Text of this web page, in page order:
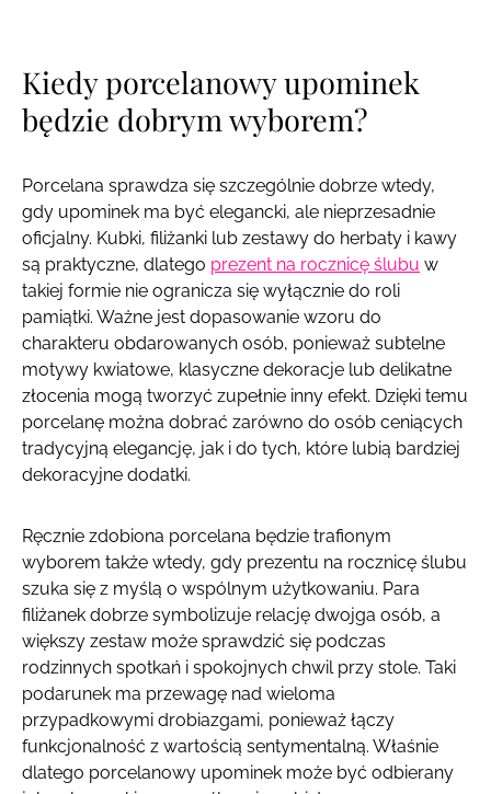
Kiedy porcelanowy upominek
będzie dobrym wyborem?
Porcelana sprawdza się szczególnie dobrze wtedy,
gdy upominek ma być elegancki, ale nieprzesadnie
oficjalny. Kubki, filiżanki lub zestawy do herbaty i kawy
są praktyczne, dlatego prezent na rocznicę ślubu w
takiej formie nie ogranicza się wyłącznie do roli
pamiątki. Ważne jest dopasowanie wzoru do
charakteru obdarowanych osób, ponieważ subtelne
motywy kwiatowe, klasyczne dekoracje lub delikatne
złocenia mogą tworzyć zupełnie inny efekt. Dzięki temu
porcelanę można dobrać zarówno do osób ceniących
tradycyjną elegancję, jak i do tych, które lubią bardziej
dekoracyjne dodatki.
Ręcznie zdobiona porcelana będzie trafionym
wyborem także wtedy, gdy prezentu na rocznicę ślubu
szuka się z myślą o wspólnym użytkowaniu. Para
filiżanek dobrze symbolizuje relację dwojga osób, a
większy zestaw może sprawdzić się podczas
rodzinnych spotkań i spokojnych chwil przy stole. Taki
podarunek ma przewagę nad wieloma
przypadkowymi drobiazgami, ponieważ łączy
funkcjonalność z wartością sentymentalną. Właśnie
dlatego porcelanowy upominek może być odbierany